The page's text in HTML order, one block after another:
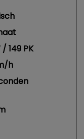
/ 149 PK
h